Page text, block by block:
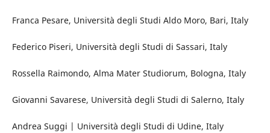
Franca Pesare, Università degli Studi Aldo Moro, Bari, Italy
Federico Piseri, Università degli Studi di Sassari, Italy
Rossella Raimondo, Alma Mater Studiorum, Bologna, Italy
Giovanni Savarese, Università degli Studi di Salerno, Italy
Andrea Suggi | Università degli Studi di Udine, Italy